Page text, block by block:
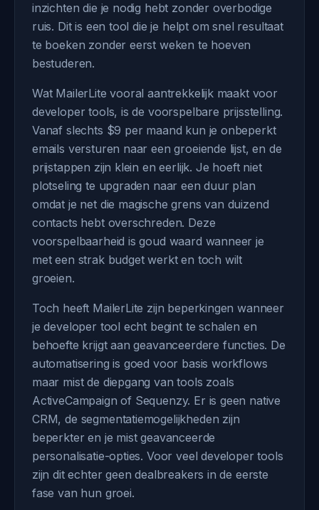
inzichten die je nodig hebt zonder overbodige
ruis. Dit is een tool die je helpt om snel resultaat
te boeken zonder eerst weken te hoeven
bestuderen.
Wat MailerLite vooral aantrekkelijk maakt voor
developer tools, is de voorspelbare prijsstelling.
Vanaf slechts $9 per maand kun je onbeperkt
emails versturen naar een groeiende lijst, en de
prijstappen zijn klein en eerlijk. Je hoeft niet
plotseling te upgraden naar een duur plan
omdat je net die magische grens van duizend
contacts hebt overschreden. Deze
voorspelbaarheid is goud waard wanneer je
met een strak budget werkt en toch wilt
groeien.
Toch heeft MailerLite zijn beperkingen wanneer
je developer tool echt begint te schalen en
behoefte krijgt aan geavanceerdere functies. De
automatisering is goed voor basis workflows
maar mist de diepgang van tools zoals
ActiveCampaign of Sequenzy. Er is geen native
CRM, de segmentatiemogelijkheden zijn
beperkter en je mist geavanceerde
personalisatie-opties. Voor veel developer tools
zijn dit echter geen dealbreakers in de eerste
fase van hun groei.